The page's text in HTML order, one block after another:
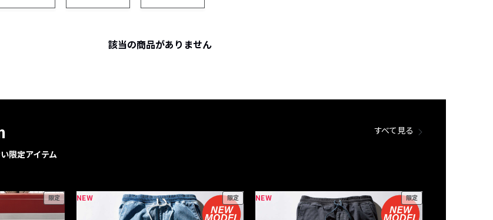
ウィークリーコーデ
該当の商品がありません
限定アイテム
すべて見る
限定 NEW 限定 NEW 限定